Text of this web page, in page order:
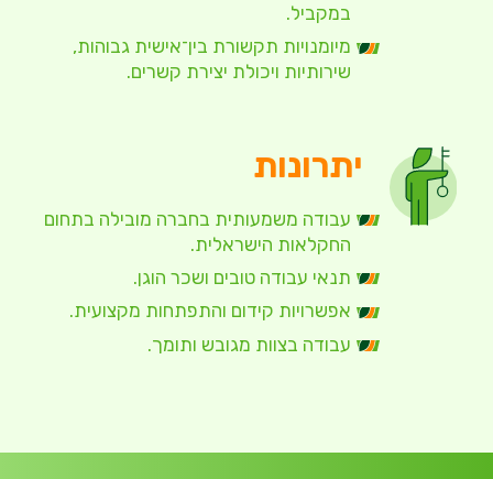
במקביל.
מיומנויות תקשורת בין־אישית גבוהות,
שירותיות ויכולת יצירת קשרים.
יתרונות
עבודה משמעותית בחברה מובילה בתחום
החקלאות הישראלית.
תנאי עבודה טובים ושכר הוגן.
אפשרויות קידום והתפתחות מקצועית.
עבודה בצוות מגובש ותומך.